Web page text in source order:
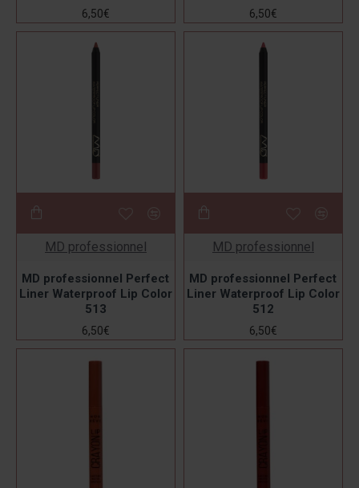
6,50€ 6,50€
MD professionnel
MD professionnel Perfect
Liner Waterproof Lip Color
513
6,50€
MD professionnel
MD professionnel Perfect
Liner Waterproof Lip Color
512
6,50€